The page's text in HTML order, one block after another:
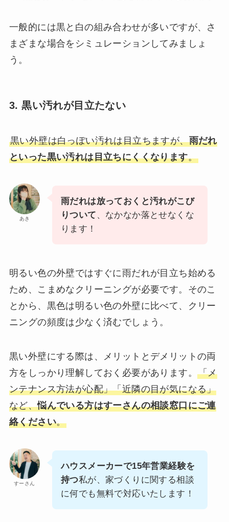
一般的には黒と白の組み合わせが多いですが、さ
まざまな場合をシミュレーションしてみましょ
う。
3. 黒い汚れが目立たない
黒い外壁は白っぽい汚れは目立ちますが、雨だれ
といった黒い汚れは目立ちにくくなります。
あき
雨だれは放っておくと汚れがこび
りついて 、なかなか落とせなくな
ります！
明るい色の外壁ではすぐに雨だれが目立ち始める
ため、こまめなクリーニングが必要です。そのこ
とから、黒色は明るい色の外壁に比べて、クリー
ニングの頻度は少なく済むでしょう。
黒い外壁にする際は、メリットとデメリットの両
方をしっかり理解しておく必要があります。 「メ
ンテナンス方法が心配」「近隣の目が気になる」
など、悩んでいる方はすーさんの相談窓口にご連
絡ください。
すーさん
ハウスメーカーで15年営業経験を
持つ私が、家づくりに関する相談
に何でも無料で対応いたします！